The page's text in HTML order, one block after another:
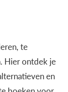
te
Hier ontdek je
en